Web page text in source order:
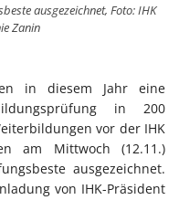
ausgezeichnet, Foto: IHK
Zanin
in diesem Jahr eine
in 200
vor der IHK
am Mittwoch (12.11.)
ausgezeichnet.
von IHK-Präsident